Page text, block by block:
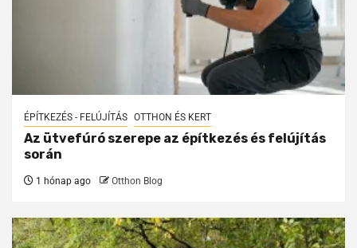
ÉPÍTKEZÉS - FELÚJÍTÁS OTTHON ÉS KERT
Az ütvefúró szerepe az építkezés és felújítás
során
1 hónap ago Otthon Blog